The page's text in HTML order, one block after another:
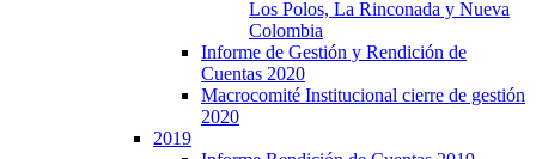
Los Polos, La Rinconada y Nueva
Colombia
Informe de Gestión y Rendición de
Cuentas 2020
Macrocomité Institucional cierre de gestión
2020
2019